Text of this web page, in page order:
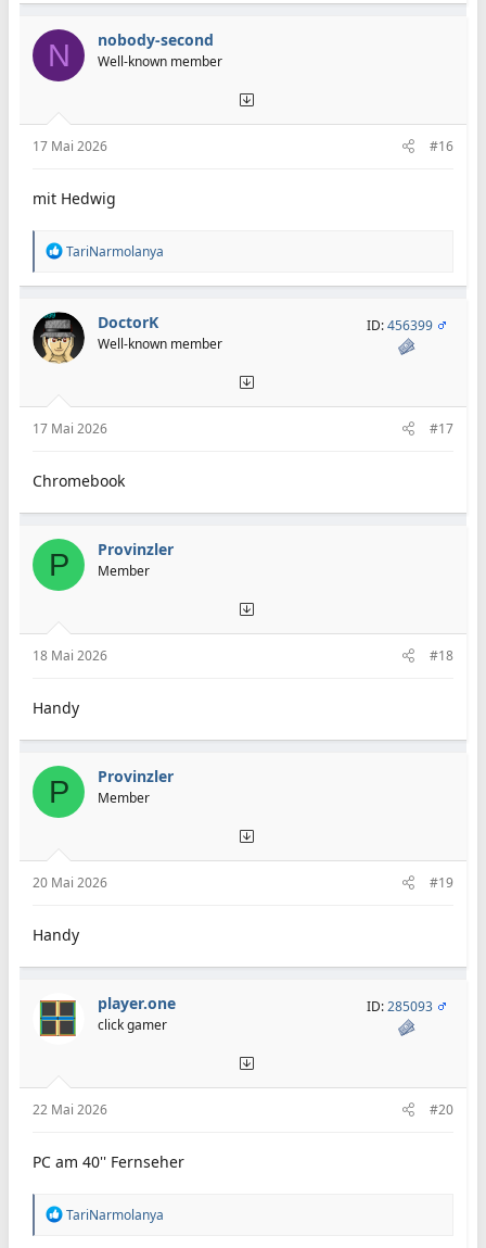
N nobody-second
Well-known member
17 Mai 2026 #16
mit Hedwig
R
a
t
i
o
n
:
TariNarmolanya
DoctorK
Well-known member
ID:456399
17 Mai 2026 #17
Chromebook
P Provinzler
Member
18 Mai 2026 #18
Handy
P Provinzler
Member
20 Mai 2026 #19
Handy
player.one
click gamer
ID:285093
22 Mai 2026 #20
PC am 40'' Fernseher
R
TariNarmolanya